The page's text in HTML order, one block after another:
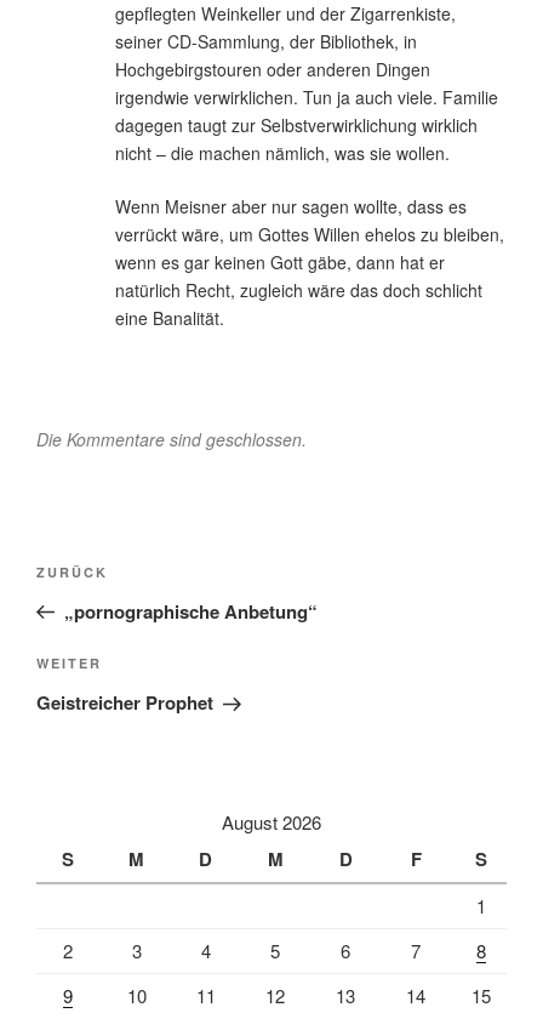
gepflegten Weinkeller und der Zigarrenkiste,
seiner CD-Sammlung, der Bibliothek, in
Hochgebirgstouren oder anderen Dingen
irgendwie verwirklichen. Tun ja auch viele. Familie
dagegen taugt zur Selbstverwirklichung wirklich
nicht – die machen nämlich, was sie wollen.
Wenn Meisner aber nur sagen wollte, dass es
verrückt wäre, um Gottes Willen ehelos zu bleiben,
wenn es gar keinen Gott gäbe, dann hat er
natürlich Recht, zugleich wäre das doch schlicht
eine Banalität.
Die Kommentare sind geschlossen.
Beitragsnavigation
Vorheriger
Beitrag
ZURÜCK
„pornographische Anbetung“
Nächster
Beitrag
WEITER
Geistreicher Prophet
August 2026
S M D M D F S
1
2
3 4 5 6 7
8
9
10 11 12 13 14 15